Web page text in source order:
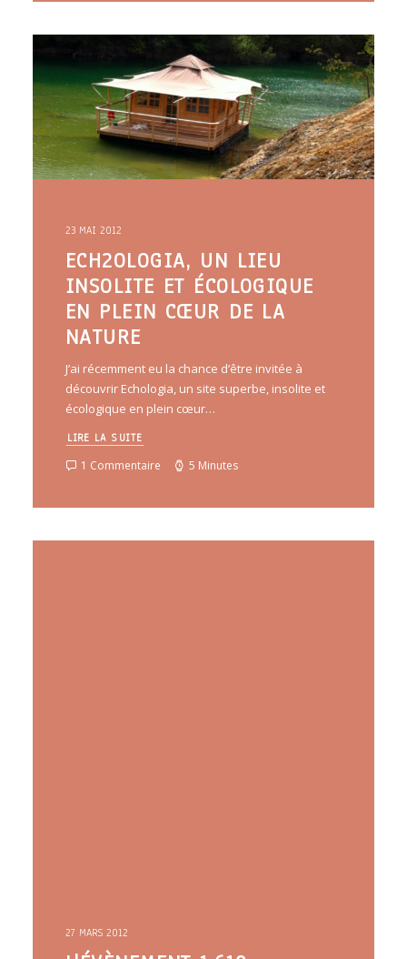
23 MAI 2012
ECH2OLOGIA, UN LIEU
INSOLITE ET ÉCOLOGIQUE
EN PLEIN CŒUR DE LA
NATURE
J’ai récemment eu la chance d’être invitée à
découvrir Echologia, un site superbe, insolite et
écologique en plein cœur…
LIRE LA SUITE
1 Commentaire 5 Minutes
27 MARS 2012